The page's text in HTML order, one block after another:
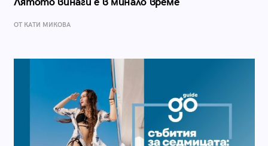
ОТ КАТИ МИКОВА